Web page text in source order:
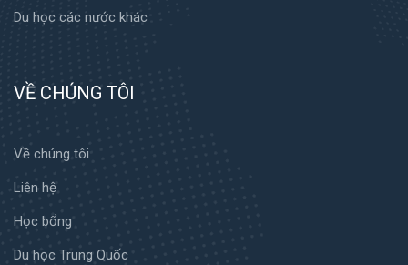
Du học các nước khác
VỀ CHÚNG TÔI
Về chúng tôi
Liên hệ
Học bổng
Du học Trung Quốc